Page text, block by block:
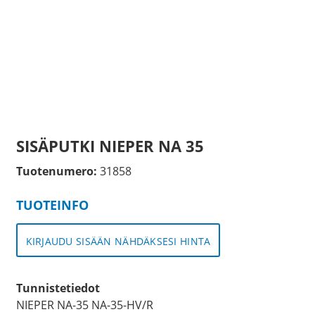
SISÄPUTKI NIEPER NA 35
Tuotenumero: 31858
TUOTEINFO
KIRJAUDU SISÄÄN NÄHDÄKSESI HINTA
Tunnistetiedot
NIEPER NA-35 NA-35-HV/R